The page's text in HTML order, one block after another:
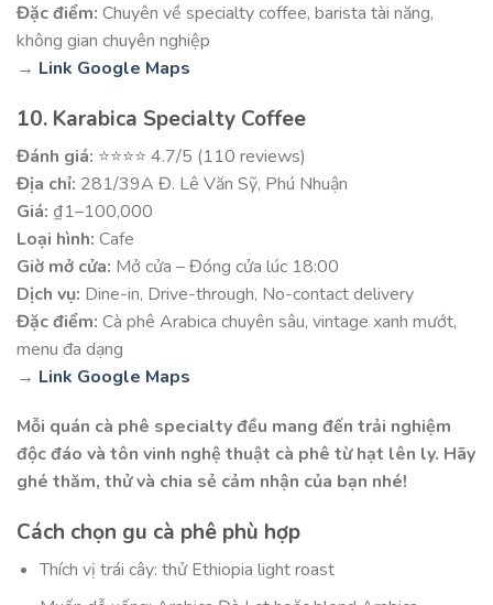
Đặc điểm: Chuyên về specialty coffee, barista tài năng,
không gian chuyên nghiệp
→ Link Google Maps
10. Karabica Specialty Coffee
Đánh giá: ⭐⭐⭐⭐ 4.7/5 (110 reviews)
Địa chỉ: 281/39A Đ. Lê Văn Sỹ, Phú Nhuận
Giá: ₫1–100,000
Loại hình: Cafe
Giờ mở cửa: Mở cửa – Đóng cửa lúc 18:00
Dịch vụ: Dine-in, Drive-through, No-contact delivery
Đặc điểm: Cà phê Arabica chuyên sâu, vintage xanh mướt,
menu đa dạng
→ Link Google Maps
Mỗi quán cà phê specialty đều mang đến trải nghiệm
độc đáo và tôn vinh nghệ thuật cà phê từ hạt lên ly. Hãy
ghé thăm, thử và chia sẻ cảm nhận của bạn nhé!
Cách chọn gu cà phê phù hợp
Thích vị trái cây: thử Ethiopia light roast